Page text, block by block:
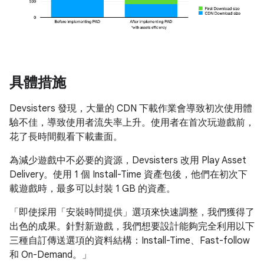
具體措施
Devsisters 發現，大量的 CDN 下載作業會導致初次使用體
驗不佳，導致使用者流失率上升。使用者在首次玩遊戲前，
花了長時間觀看下載畫面。
為減少遊戲中不必要的資源，Devsisters 改用 Play Asset
Delivery。使用 1 個 Install-Time 資產包後，他們在初次下
載遊戲時，最多可以封裝 1 GB 的資產。
「即使採用「安裝時間提供」選項來快速調整，我們獲得了
出色的成果。針對新遊戲，我們想要設計能夠完全利用以下
三種自訂傳送選項的資料結構：Install-Time、Fast-follow
和 On-Demand。」